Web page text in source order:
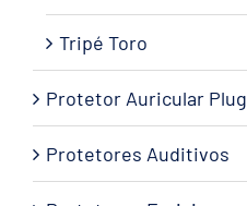
Tripé Toro
Protetor Auricular Plug
Protetores Auditivos